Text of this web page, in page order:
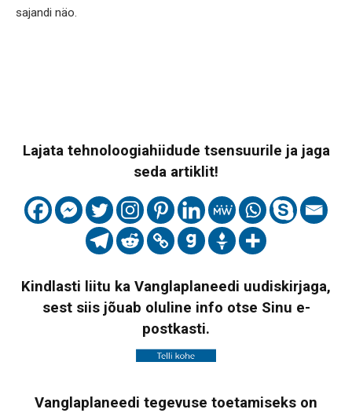
sajandi näo.
Lajata tehnoloogiahiidude tsensuurile ja jaga
seda artiklit!
Kindlasti liitu ka Vanglaplaneedi uudiskirjaga,
sest siis jõuab oluline info otse Sinu e-
postkasti.
Vanglaplaneedi tegevuse toetamiseks on